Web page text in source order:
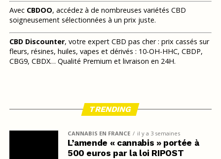
Avec CBDOO, accédez à de nombreuses variétés CBD
soigneusement sélectionnées à un prix juste.
CBD Discounter, votre expert CBD pas cher : prix cassés sur
fleurs, résines, huiles, vapes et dérivés : 10-OH-HHC, CBDP,
CBG9, CBDX… Qualité Premium et livraison en 24H.
TRENDING
CANNABIS EN FRANCE il y a 3 semaines
L’amende « cannabis » portée à
500 euros par la loi RIPOST